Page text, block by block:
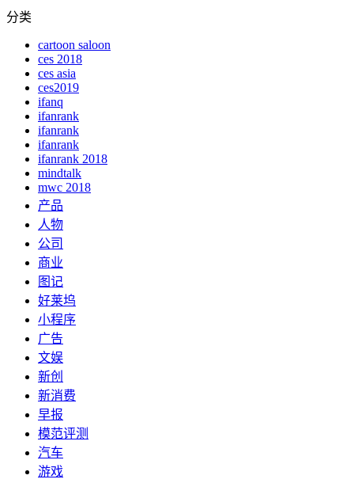
分类
cartoon saloon
ces 2018
ces asia
ces2019
ifanq
ifanrank
ifanrank
ifanrank
ifanrank 2018
mindtalk
mwc 2018
产品
人物
公司
商业
图记
好莱坞
小程序
广告
文娱
新创
新消费
早报
模范评测
汽车
游戏